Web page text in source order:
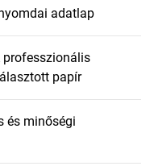
adatlap
professzionális
papír
és minőségi